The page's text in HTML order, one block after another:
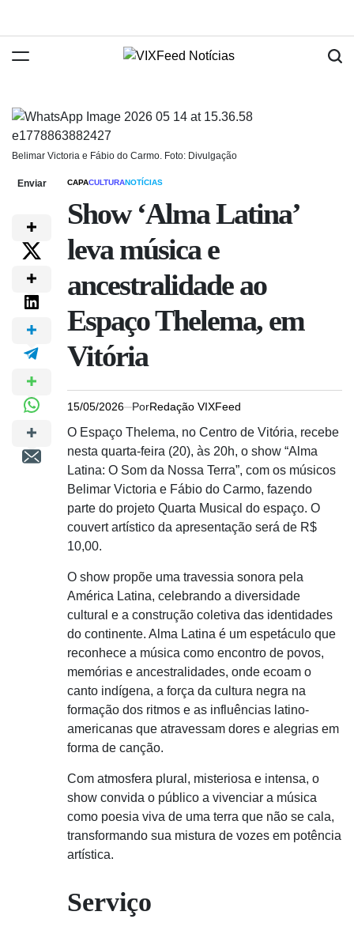
Belimar Victoria e Fábio do Carmo. Foto: Divulgação
Enviar CAPACULTURANOTÍCIAS
Show ‘Alma Latina’
leva música e
ancestralidade ao
Espaço Thelema, em
Vitória
15/05/2026 PorRedação VIXFeed
O Espaço Thelema, no Centro de Vitória, recebe
nesta quarta-feira (20), às 20h, o show “Alma
Latina: O Som da Nossa Terra”, com os músicos
Belimar Victoria e Fábio do Carmo, fazendo
parte do projeto Quarta Musical do espaço. O
couvert artístico da apresentação será de R$
10,00.
O show propõe uma travessia sonora pela
América Latina, celebrando a diversidade
cultural e a construção coletiva das identidades
do continente. Alma Latina é um espetáculo que
reconhece a música como encontro de povos,
memórias e ancestralidades, onde ecoam o
canto indígena, a força da cultura negra na
formação dos ritmos e as influências latino-
americanas que atravessam dores e alegrias em
forma de canção.
Com atmosfera plural, misteriosa e intensa, o
show convida o público a vivenciar a música
como poesia viva de uma terra que não se cala,
transformando sua mistura de vozes em potência
artística.
Serviço